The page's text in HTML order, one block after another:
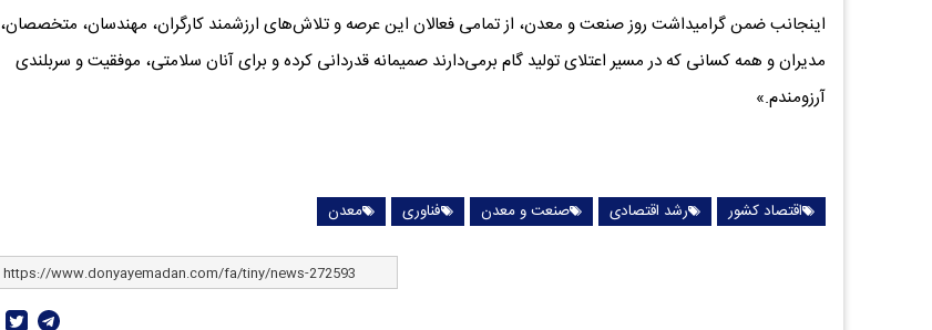
اینجانب ضمن گرامیداشت روز صنعت و معدن، از ‌تمامی فعالان این عرصه و تلاش‌های ارزشمند کارگران، مهندسان، متخصصان،
مدیران و همه کسانی که در مسیر اعتلای تولید گام برمی‌دارند صمیمانه قدردانی کرده و برای آنان سلامتی، موفقیت و سربلندی
آرزومندم.»
اقتصاد کشور رشد اقتصادی صنعت و معدن فناوری معدن